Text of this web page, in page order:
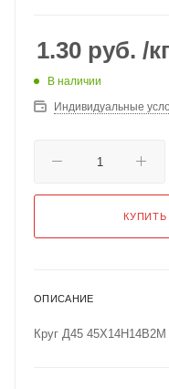
1.30 руб. /кг
В наличии
Индивидуальные
КУПИТЬ
ОПИСАНИЕ
Круг Д45